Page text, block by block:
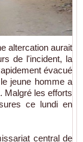
altercation aurait
de l'incident, la
évacué
jeune homme a
Malgré les efforts
ce lundi en
central de